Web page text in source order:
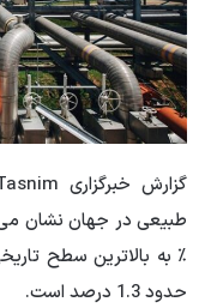
حدود 1.3 درصد است.